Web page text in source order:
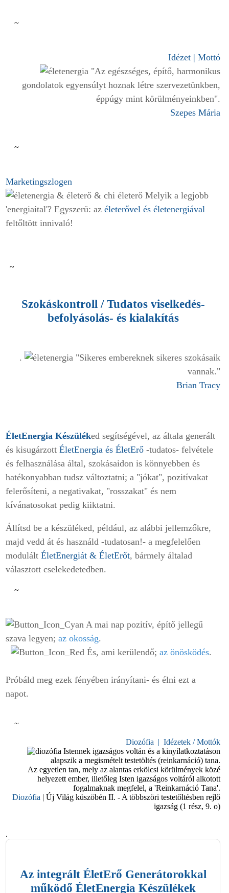
~
Idézet | Mottó
"Az egészséges, építő, harmonikus
gondolatok egyensúlyt hoznak létre szervezetünkben,
éppúgy mint körülményeinkben".
Szepes Mária
~
Marketingszlogen
Melyik a legjobb
'energiaital'? Egyszerü: az életerővel és életenergiával
feltőltött innivaló!
~
Szokáskontroll/ Tudatos viselkedés-
befolyásolás- és kialakítás
.
"Sikeres embereknek sikeres szokásaik
vannak."
Brian Tracy
ÉletEnergia Készüléked segítségével, az általa generált
és kisugárzott ÉletEnergia és ÉletErő -tudatos- felvétele
és felhasználása által, szokásaidon is könnyebben és
hatékonyabban tudsz változtatni; a "jókat", pozitívakat
felerősíteni, a negativakat, "rosszakat" és nem
kívánatosokat pedig kiiktatni.
Állítsd be a készüléked, például, az alábbi jellemzőkre,
majd vedd át és használd -tudatosan!- a megfelelően
modulált ÉletEnergiát & ÉletErőt, bármely általad
választott cselekedetedben.
~
A mai nap pozitív, építő jellegű
szava legyen; az okosság.
És, ami kerülendő; az önösködés.
Próbáld meg ezek fényében irányítani- és élni ezt a
napot.
~
Diozófia | Idézetek / Mottók
Istennek igazságos voltán és a kinyilatkoztatáson
alapszik a megismételt testetöltés (reinkarnáció) tana.
Az egyetlen tan, mely az alantas erkölcsi körülmények közé
helyezett ember, illetőleg Isten igazságos voltáról alkotott
fogalmaknak megfelel, a 'Reinkarnáció Tana'.
Diozófia | Új Világ küszöbén II. - A többszöri testetőltésben rejlő
igazság (1 rész, 9. o)
.
Az integrált ÉletErő Generátorokkal
működő ÉletEnergia Készülékek